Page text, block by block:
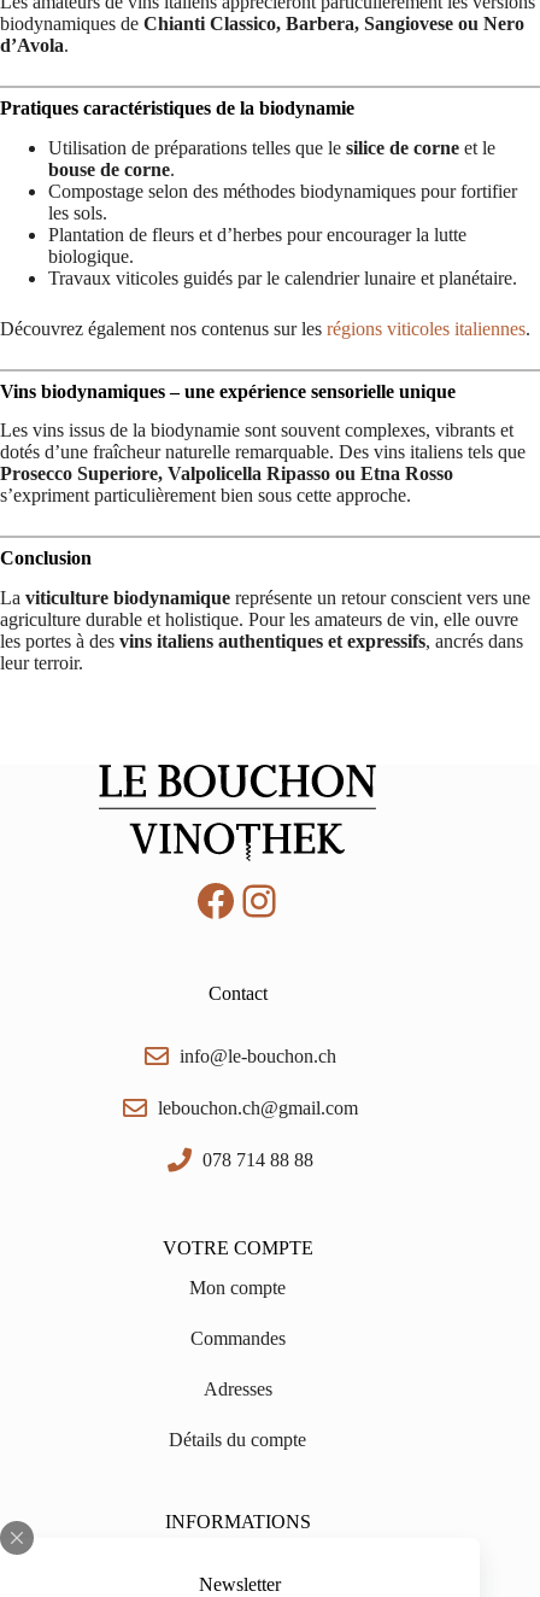
Newsletter
biodynamiques de Chianti Classico, Barbera, Sangiovese ou Nero
d’Avola.
Pratiques caractéristiques de la biodynamie
Utilisation de préparations telles que le silice de corne et le
bouse de corne.
Compostage selon des méthodes biodynamiques pour fortifier
les sols.
Plantation de fleurs et d’herbes pour encourager la lutte
biologique.
Travaux viticoles guidés par le calendrier lunaire et planétaire.
Découvrez également nos contenus sur les régions viticoles italiennes.
Vins biodynamiques – une expérience sensorielle unique
Les vins issus de la biodynamie sont souvent complexes, vibrants et
dotés d’une fraîcheur naturelle remarquable. Des vins italiens tels que
Prosecco Superiore, Valpolicella Ripasso ou Etna Rosso
s’expriment particulièrement bien sous cette approche.
Conclusion
La viticulture biodynamique représente un retour conscient vers une
agriculture durable et holistique. Pour les amateurs de vin, elle ouvre
les portes à des vins italiens authentiques et expressifs, ancrés dans
leur terroir.
Facebook
Instagram
Contact
info@le-bouchon.ch
lebouchon.ch@gmail.com
078 714 88 88
VOTRE COMPTE
Mon compte
Commandes
Adresses
Détails du compte
INFORMATIONS